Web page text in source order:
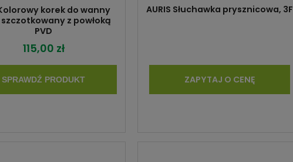
korek do wanny
szczotkowany z powłoką
PVD
115,00 zł
SPRAWDŹ PRODUKT
AURIS Słuchawka prysznicowa, 3F
ZAPYTAJ O CENĘ